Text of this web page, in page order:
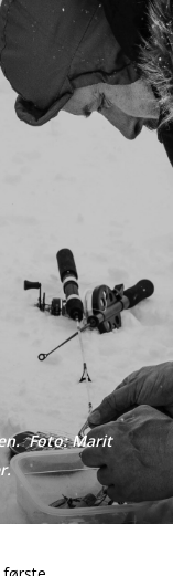
Foto: Marit